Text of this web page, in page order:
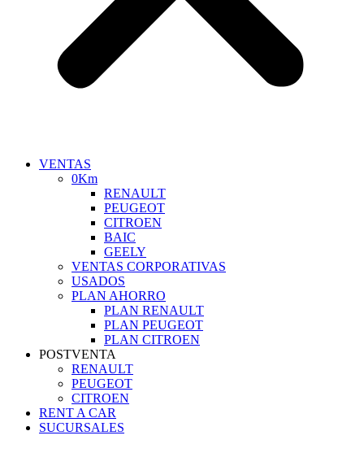
VENTAS
0Km
RENAULT
PEUGEOT
CITROEN
BAIC
GEELY
VENTAS CORPORATIVAS
USADOS
PLAN AHORRO
PLAN RENAULT
PLAN PEUGEOT
PLAN CITROEN
POSTVENTA
RENAULT
PEUGEOT
CITROEN
RENT A CAR
SUCURSALES